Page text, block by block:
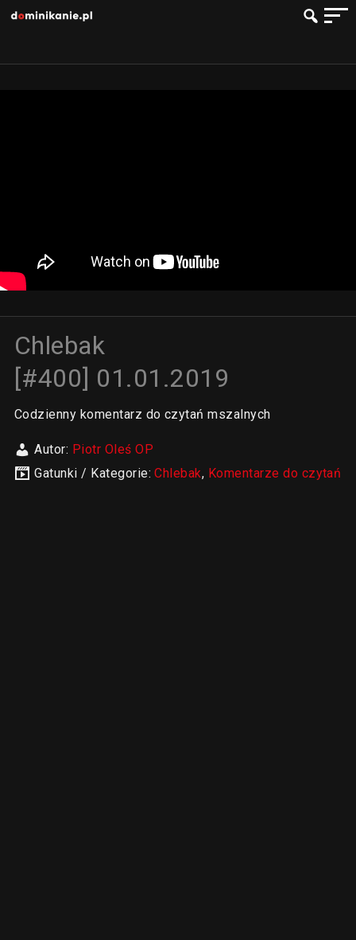
Chlebak
[#400] 01.01.2019
Codzienny komentarz do czytań mszalnych
Autor: Piotr Oleś OP
Gatunki / Kategorie:Chlebak, Komentarze do czytań